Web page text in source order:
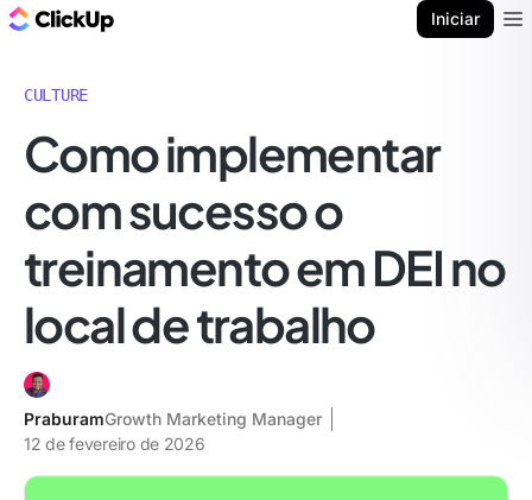
Iniciar
CULTURE
Como implementar
com sucesso o
treinamento em DEI no
local de trabalho
PraburamGrowth Marketing Manager
12 de fevereiro de 2026